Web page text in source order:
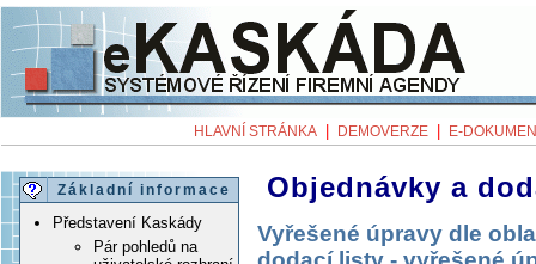
HLAVNÍ STRÁNKA DEMOVERZE E-
Základní informace
Představení Kaskády
Pár pohledů na
Objednávky a
Vyřešené úpravy dle